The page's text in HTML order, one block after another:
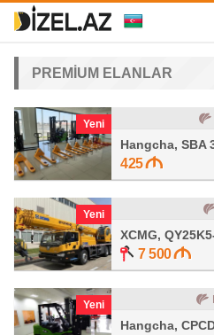
PREMİUM ELANLAR
Yeni
Hangcha, SBA
425
Yeni
XCMG,
7 500
Yeni
Hangcha,